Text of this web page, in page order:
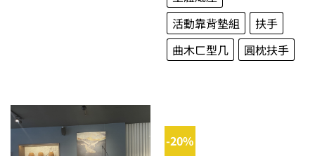
活動靠背墊組
扶手
曲木ㄈ型几
圓枕扶手
-20%